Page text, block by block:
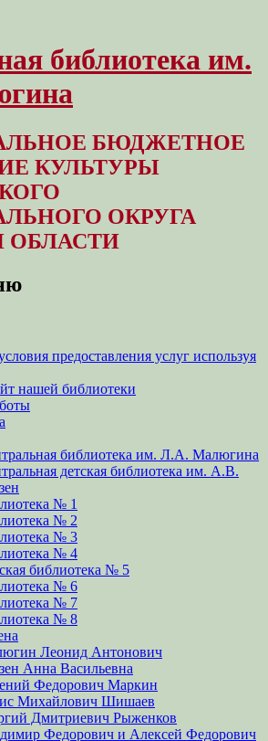
библиотека им.
БЮДЖЕТНОЕ
КУЛЬТУРЫ
ОКРУГА
ОБЛАСТИ
предоставления услуг используя
нашей библиотеки
библиотека им. Л.А. Малюгина
детская библиотека им. А.В.
№ 1
№ 2
№ 3
№ 4
библиотека № 5
№ 6
№ 7
№ 8
Леонид Антонович
Анна Васильевна
Федорович Маркин
Михайлович Шишаев
Дмитриевич Рыженков
Федорович и Алексей Федорович